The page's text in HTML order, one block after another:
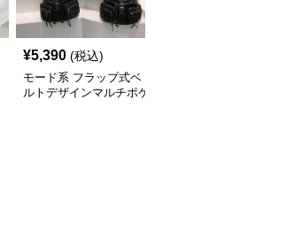
¥5,390 (税込)
モード系 フラップ式ベ
ルトデザインマルチポケ